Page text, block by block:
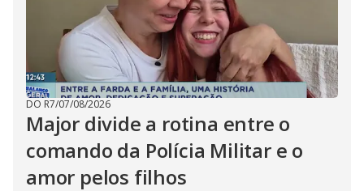
DO R7/07/08/2026
Major divide a rotina entre o
comando da Polícia Militar e o
amor pelos filhos